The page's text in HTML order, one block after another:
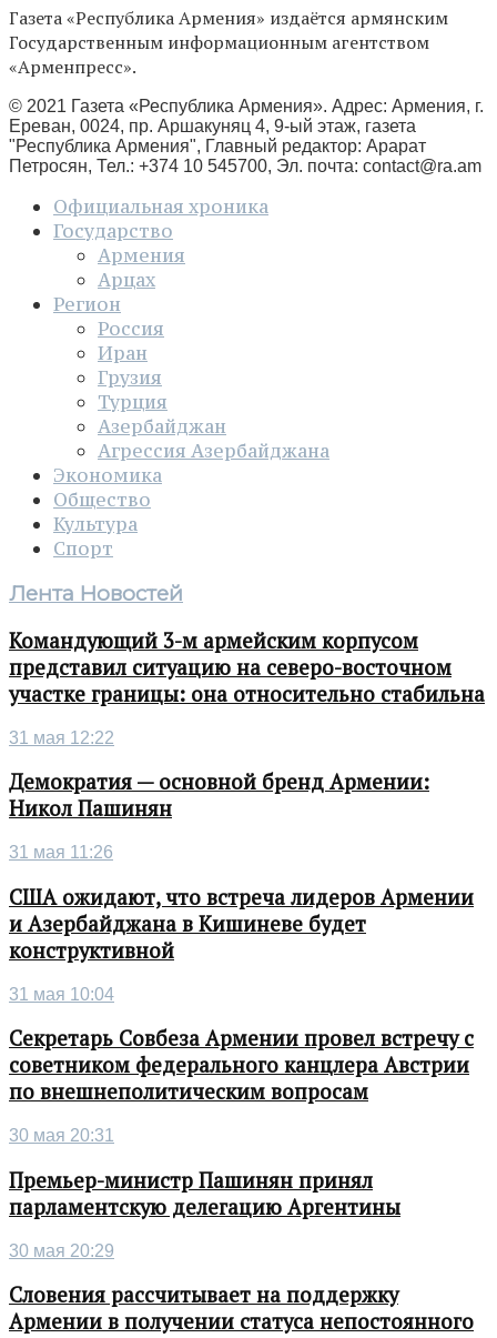
Газета «Республика Армения» издаётся армянским
Государственным информационным агентством
«Арменпресс».
© 2021 Газета «Республика Армения». Адрес: Армения, г.
Ереван, 0024, пр. Аршакуняц 4, 9-ый этаж, газета
"Республика Армения", Главный редактор: Арарат
Петросян, Тел.: +374 10 545700, Эл. почта: contact@ra.am
Официальная хроника
Государство
Армения
Арцах
Регион
Россия
Иран
Грузия
Турция
Азербайджан
Агрессия Азербайджана
Экономика
Общество
Культура
Спорт
Лента Новостей
Командующий 3-м армейским корпусом
представил ситуацию на северо-восточном
участке границы: она относительно стабильна
31 мая 12:22
Демократия — основной бренд Армении:
Никол Пашинян
31 мая 11:26
США ожидают, что встреча лидеров Армении
и Азербайджана в Кишиневе будет
конструктивной
31 мая 10:04
Секретарь Совбеза Армении провел встречу с
советником федерального канцлера Австрии
по внешнеполитическим вопросам
30 мая 20:31
Премьер-министр Пашинян принял
парламентскую делегацию Аргентины
30 мая 20:29
Словения рассчитывает на поддержку
Армении в получении статуса непостоянного